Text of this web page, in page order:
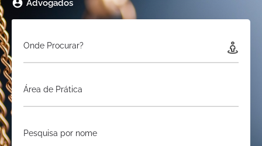
Advogados
Onde Procurar?
Área de Prática
Pesquisa por nome